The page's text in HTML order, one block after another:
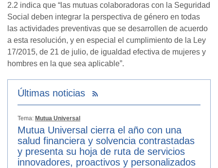
2.2 indica que “las mutuas colaboradoras con la Seguridad
Social deben integrar la perspectiva de género en todas
las actividades preventivas que se desarrollen de acuerdo
a esta resolución, y en especial el cumplimiento de la Ley
17/2015, de 21 de julio, de igualdad efectiva de mujeres y
hombres en la que sea aplicable”.
Últimas noticias
Tema: Mutua Universal
Mutua Universal cierra el año con una
salud financiera y solvencia contrastadas
y presenta su hoja de ruta de servicios
innovadores, proactivos y personalizados